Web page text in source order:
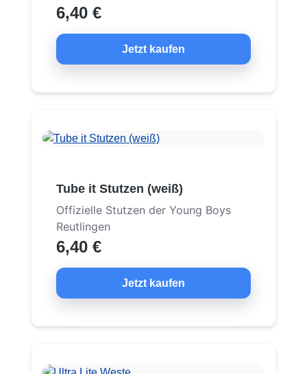
6,40 €
Jetzt kaufen
Tube it Stutzen (weiß)
Offizielle Stutzen der Young Boys
Reutlingen
6,40 €
Jetzt kaufen